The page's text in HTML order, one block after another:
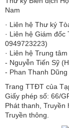
Nam
· Liên hệ Thư ký
· Liên hệ Giám
0949723223)
· Liên hệ Trung
- Nguyễn Tiến Sỹ
- Phan Thanh
Trang TTĐT của
Giấy phép số: 66/
Phát thanh,
Truyền thông.